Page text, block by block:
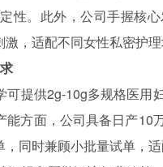
性。此外，公司手握核
，适配不同女性私密护
提供2g-10g多规格医用
方面，公司具备日产10
同时兼顾小批量试单，